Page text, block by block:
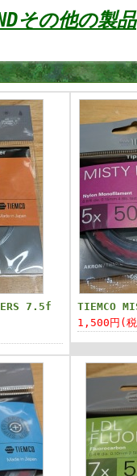
その他の製品
7.5f
TIEMCO
1,500円(